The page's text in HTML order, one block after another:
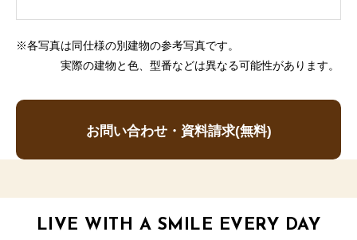
※各写真は同仕様の別建物の参考写真です。
実際の建物と色、型番などは異なる可能性があります。
お問い合わせ・資料請求(無料)
LIVE WITH A SMILE EVERY DAY